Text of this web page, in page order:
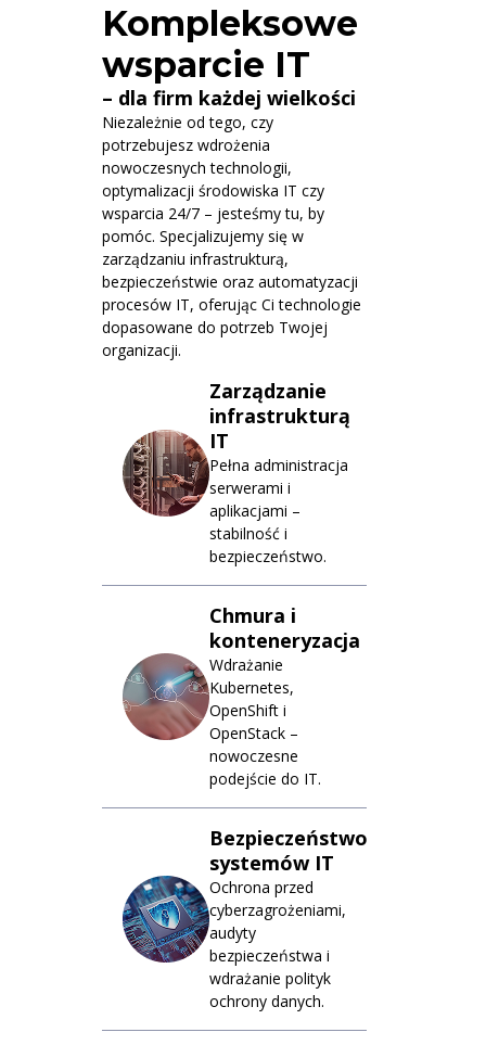
Kompleksowe
wsparcie IT
– dla firm każdej wielkości
Niezależnie od tego, czy
potrzebujesz wdrożenia
nowoczesnych technologii,
optymalizacji środowiska IT czy
wsparcia 24/7 – jesteśmy tu, by
pomóc. Specjalizujemy się w
zarządzaniu infrastrukturą,
bezpieczeństwie oraz automatyzacji
procesów IT, oferując Ci technologie
dopasowane do potrzeb Twojej
organizacji.
Zarządzanie
infrastrukturą
IT
Pełna administracja
serwerami i
aplikacjami –
stabilność i
bezpieczeństwo.
Chmura i
konteneryzacja
Wdrażanie
Kubernetes,
OpenShift i
OpenStack –
nowoczesne
podejście do IT.
Bezpieczeństwo
systemów IT
Ochrona przed
cyberzagrożeniami,
audyty
bezpieczeństwa i
wdrażanie polityk
ochrony danych.